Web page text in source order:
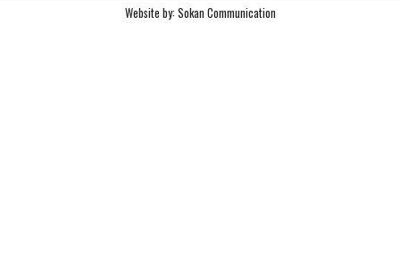
Website by: Sokan Communication